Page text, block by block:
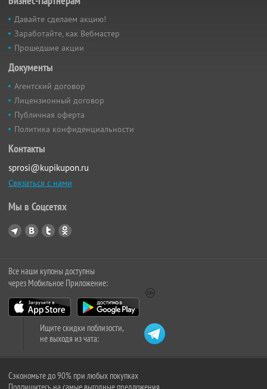
Давайте сделаем акцию!
Заработайте, как Вебмастер
Прошедшие акции
Документы
Агентский договор
Лицензионный договор
Публичная оферта
Политика конфиденциальности
Контакты
sprosi@kupikupon.ru
Связаться с нами
Мы в Соцсетях
Все наши купоны доступны
через Мобильное Приложение:
Ищите скидки поблизости,
не выходя из чата:
Сэкономьте до 90% при любых покупках